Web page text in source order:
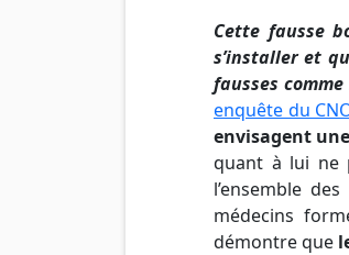
Cette fausse
s’installer et
fausses
enquête du
envisagent
quant à lui ne
l’ensemble
médecins
démontre que